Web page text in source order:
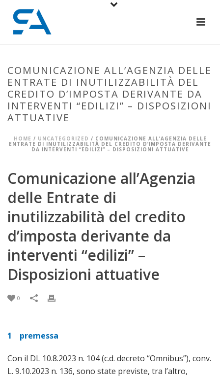
COMUNICAZIONE ALL’AGENZIA DELLE
ENTRATE DI INUTILIZZABILITÀ DEL
CREDITO D’IMPOSTA DERIVANTE DA
INTERVENTI “EDILIZI” – DISPOSIZIONI
ATTUATIVE
HOME / UNCATEGORIZED / COMUNICAZIONE ALL’AGENZIA DELLE
ENTRATE DI INUTILIZZABILITÀ DEL CREDITO D’IMPOSTA DERIVANTE
DA INTERVENTI “EDILIZI” – DISPOSIZIONI ATTUATIVE
Comunicazione all’Agenzia
delle Entrate di
inutilizzabilità del credito
d’imposta derivante da
interventi “edilizi” –
Disposizioni attuative
0
1 premessa
Con il DL 10.8.2023 n. 104 (c.d. decreto “Omnibus”), conv.
L. 9.10.2023 n. 136, sono state previste, tra l’altro,